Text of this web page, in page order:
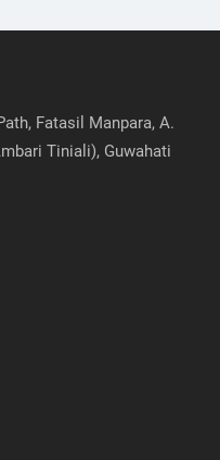
Fatasil Manpara, A.
Tiniali), Guwahati